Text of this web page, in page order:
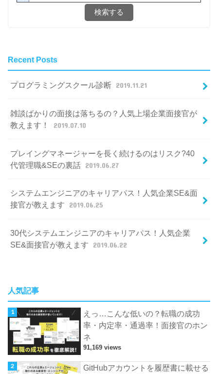
検索する
Recent Posts
プログラミングスクール診断 2019.11.21
雑談ばかりの面接は落ちるの？人気上場企業面接官が
教えます！
2019.07.10
プレイングマネージャーを長く続けるのはリスク?40
代管理職&SEの裏話 2019.06.27
システムエンジニアのキャリアパス！人気企業SE&面
接官が教えます
2019.06.25
30代システムエンジニアのキャリアパス！人気企業
SE&面接官が教えます
2019.06.22
人気記事
えっ…こんな低いの？転職の成功
率・内定率・通過率！面接官のホン
ネ
91,169 views
GitHubアカウントを履歴書に載せる